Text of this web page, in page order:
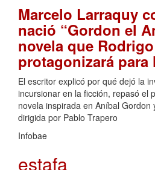
Marcelo Larraquy
nació “Gordon el
novela que
protagonizará para
El escritor explicó por qué dejó la
incursionar en la ficción, repasó el
novela inspirada en Aníbal Gordon
dirigida por Pablo Trapero
Infobae
estafa